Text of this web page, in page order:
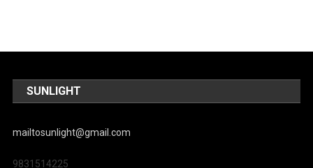
SUNLIGHT
mailtosunlight@gmail.com
9831514225